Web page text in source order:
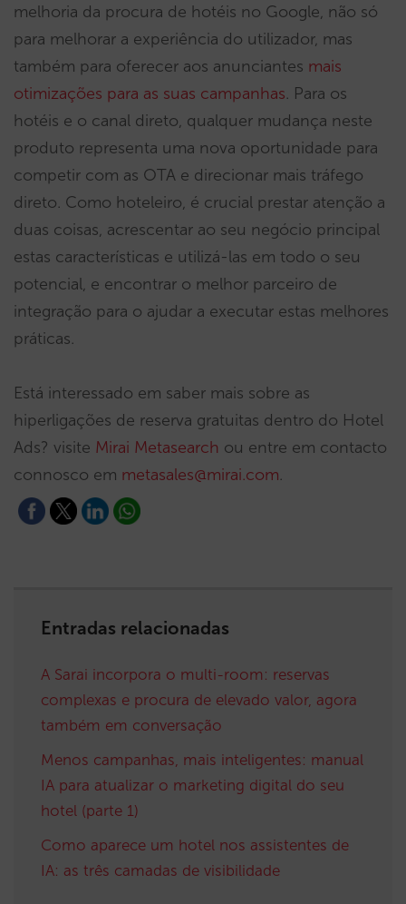
melhoria da procura de hotéis no Google, não só
para melhorar a experiência do utilizador, mas
também para oferecer aos anunciantes mais
otimizações para as suas campanhas. Para os
hotéis e o canal direto, qualquer mudança neste
produto representa uma nova oportunidade para
competir com as OTA e direcionar mais tráfego
direto. Como hoteleiro, é crucial prestar atenção a
duas coisas, acrescentar ao seu negócio principal
estas características e utilizá-las em todo o seu
potencial, e encontrar o melhor parceiro de
integração para o ajudar a executar estas melhores
práticas.
Está interessado em saber mais sobre as
hiperligações de reserva gratuitas dentro do Hotel
Ads? visite Mirai Metasearch ou entre em contacto
connosco em metasales@mirai.com.
Entradas relacionadas
A Sarai incorpora o multi-room: reservas
complexas e procura de elevado valor, agora
também em conversação
Menos campanhas, mais inteligentes: manual
IA para atualizar o marketing digital do seu
hotel (parte 1)
Como aparece um hotel nos assistentes de
IA: as três camadas de visibilidade